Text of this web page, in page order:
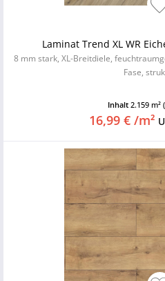
Laminat Trend XL WR
8 mm stark, XL-Breitdiele,
Fase,
Inhalt 2.159 m²
16,99 € /m²